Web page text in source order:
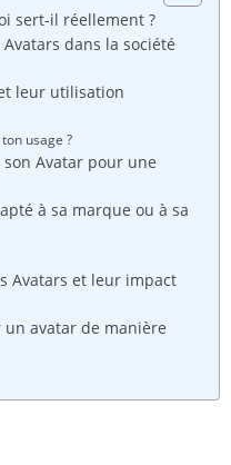
sert-il réellement ?
dans la société
leur utilisation
usage ?
Avatar pour une
à sa marque ou à sa
Avatars et leur impact
avatar de manière